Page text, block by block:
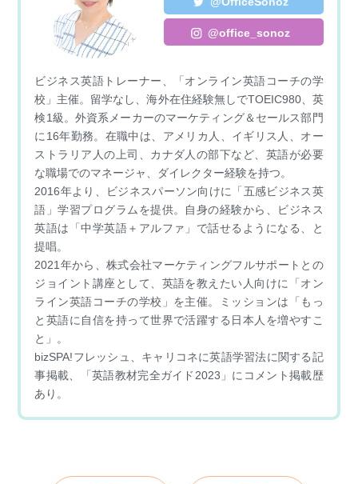
@office_sonoz
ビジネス英語トレーナー、「オンライン英語コーチの学
校」主催。留学なし、海外在住経験無しでTOEIC980、英
検1級。外資系メーカーのマーケティング＆セールス部門
に16年勤務。在職中は、アメリカ人、イギリス人、オー
ストラリア人の上司、カナダ人の部下など、英語が必要
な職場でのマネージャ、ダイレクター経験を持つ。
2016年より、ビジネスパーソン向けに「五感ビジネス英
語」学習プログラムを提供。自身の経験から、ビジネス
英語は「中学英語＋アルファ」で話せるようになる、と
提唱。
2021年から、株式会社マーケティングフルサポートとの
ジョイント講座として、英語を教えたい人向けに「オン
ライン英語コーチの学校」を主催。ミッションは「もっ
と英語に自信を持って世界で活躍する日本人を増やすこ
と」。
bizSPA!フレッシュ、キャリコネに英語学習法に関する記
事掲載、「英語教材完全ガイド2023」にコメント掲載歴
あり。